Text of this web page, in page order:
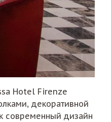
Hotel Firenze
декоративной
современный дизайн